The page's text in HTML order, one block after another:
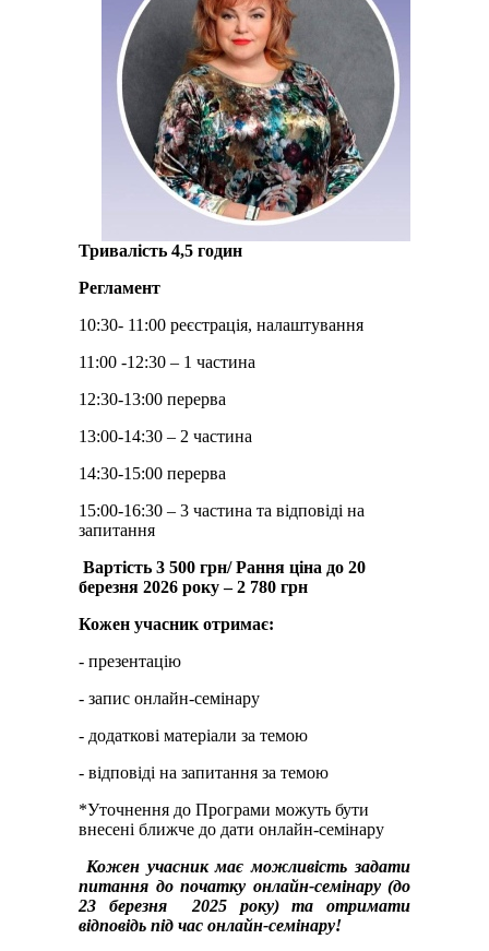
Тривалість 4,5 годин
Регламент
10:30- 11:00 реєстрація, налаштування
11:00 -12:30 – 1 частина
12:30-13:00 перерва
13:00-14:30 – 2 частина
14:30-15:00 перерва
15:00-16:30 – 3 частина та відповіді на
запитання
Вартість 3 500 грн/Рання ціна до 20
березня 2026 року – 2 780 грн
Кожен учасник отримає:
- презентацію
- запис онлайн-семінару
- додаткові матеріали за темою
- відповіді на запитання за темою
*Уточнення до Програми можуть бути
внесені ближче до дати онлайн-семінару
Кожен учасник має можливість задати
питання до початку онлайн-семінару (до
23 березня2025 року) та отримати
відповідь під час онлайн-семінару!